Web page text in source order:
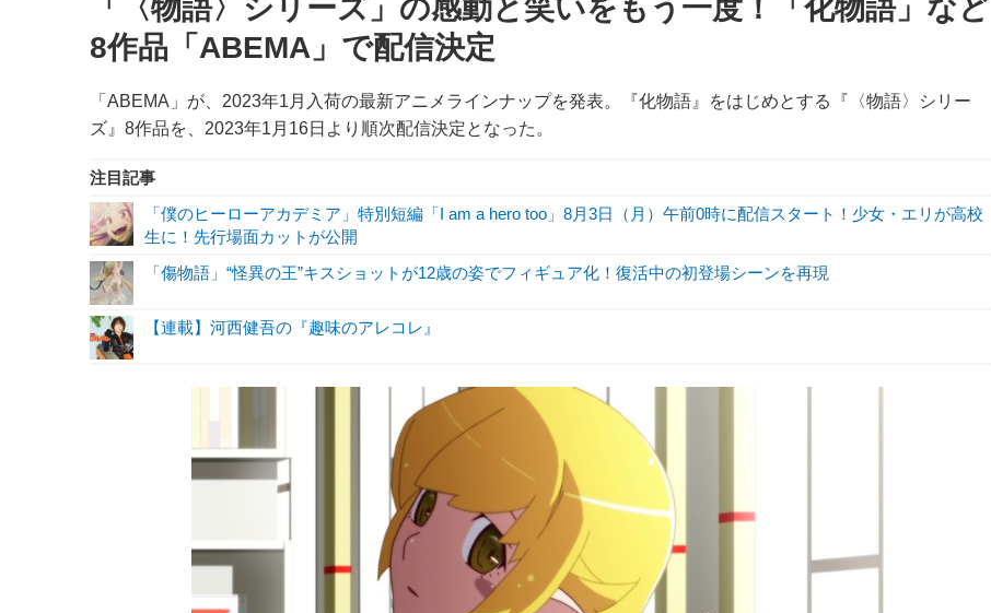
「〈物語〉シリーズ」の感動と笑いをもう一度！「化物語」など
8作品「ABEMA」で配信決定
「ABEMA」が、2023年1月入荷の最新アニメラインナップを発表。『化物語』をはじめとする『〈物語〉シリー
ズ』8作品を、2023年1月16日より順次配信決定となった。
注目記事
「僕のヒーローアカデミア」特別短編「I am a hero too」8月3日（月）午前0時に配信スタート！少女・エリが高校
生に！先行場面カットが公開
「傷物語」“怪異の王”キスショットが12歳の姿でフィギュア化！復活中の初登場シーンを再現
【連載】河西健吾の『趣味のアレコレ』